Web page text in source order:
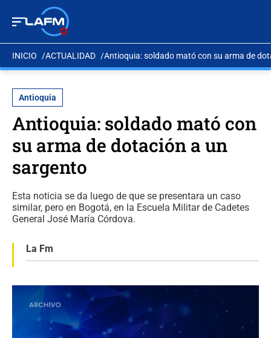
INICIO ACTUALIDAD Antioquia: soldado mató con su arma de
Antioquia
Antioquia: soldado mató con
su arma de dotación a un
sargento
Esta noticia se da luego de que se presentara un caso
similar, pero en Bogotá, en la Escuela Militar de Cadetes
General José María Córdova.
La Fm